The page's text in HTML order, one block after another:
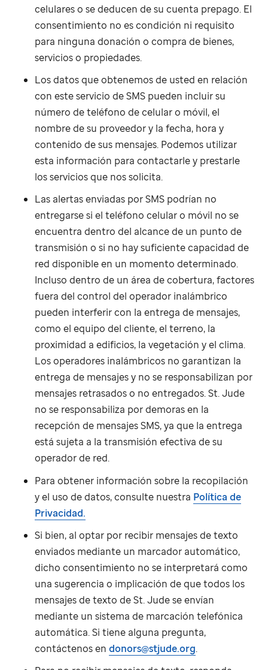
celulares o se deducen de su cuenta prepago. El
consentimiento no es condición ni requisito
para ninguna donación o compra de bienes,
servicios o propiedades.
Los datos que obtenemos de usted en relación
con este servicio de SMS pueden incluir su
número de teléfono de celular o móvil, el
nombre de su proveedor y la fecha, hora y
contenido de sus mensajes. Podemos utilizar
esta información para contactarle y prestarle
los servicios que nos solicita.
Las alertas enviadas por SMS podrían no
entregarse si el teléfono celular o móvil no se
encuentra dentro del alcance de un punto de
transmisión o si no hay suficiente capacidad de
red disponible en un momento determinado.
Incluso dentro de un área de cobertura, factores
fuera del control del operador inalámbrico
pueden interferir con la entrega de mensajes,
como el equipo del cliente, el terreno, la
proximidad a edificios, la vegetación y el clima.
Los operadores inalámbricos no garantizan la
entrega de mensajes y no se responsabilizan por
mensajes retrasados ​​o no entregados.St. Jude
no se responsabiliza por demoras en la
recepción de mensajes SMS, ya que la entrega
está sujeta a la transmisión efectiva de su
operador de red.
Para obtener información sobre la recopilación
y el uso de datos, consulte nuestra Política de
Privacidad.
Si bien, al optar por recibir mensajes de texto
enviados mediante un marcador automático,
dicho consentimiento no se interpretará como
una sugerencia o implicación de que todos los
mensajes de texto deSt. Judese envían
mediante un sistema de marcación telefónica
automática. Si tiene alguna pregunta,
contáctenos endonors@stjude.org.